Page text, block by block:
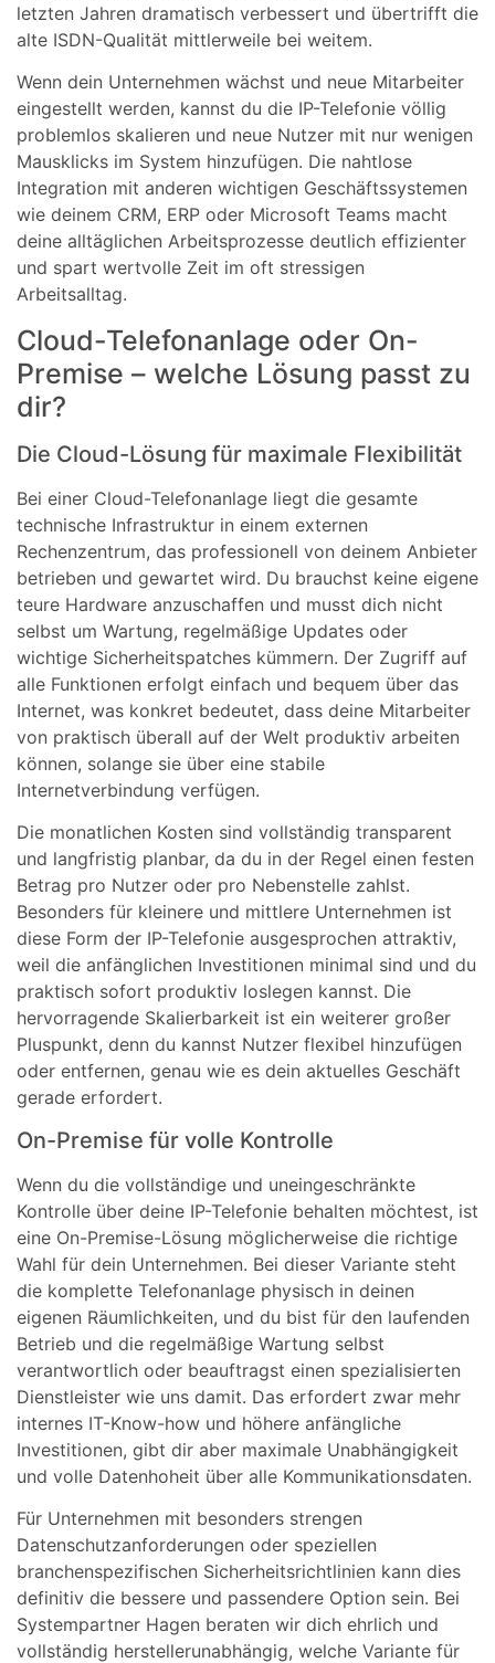
letzten Jahren dramatisch verbessert und übertrifft die
alte ISDN-Qualität mittlerweile bei weitem.
Wenn dein Unternehmen wächst und neue Mitarbeiter
eingestellt werden, kannst du die IP-Telefonie völlig
problemlos skalieren und neue Nutzer mit nur wenigen
Mausklicks im System hinzufügen. Die nahtlose
Integration mit anderen wichtigen Geschäftssystemen
wie deinem CRM, ERP oder Microsoft Teams macht
deine alltäglichen Arbeitsprozesse deutlich effizienter
und spart wertvolle Zeit im oft stressigen
Arbeitsalltag.
Cloud-Telefonanlage oder On-
Premise – welche Lösung passt zu
dir?
Die Cloud-Lösung für maximale Flexibilität
Bei einer Cloud-Telefonanlage liegt die gesamte
technische Infrastruktur in einem externen
Rechenzentrum, das professionell von deinem Anbieter
betrieben und gewartet wird. Du brauchst keine eigene
teure Hardware anzuschaffen und musst dich nicht
selbst um Wartung, regelmäßige Updates oder
wichtige Sicherheitspatches kümmern. Der Zugriff auf
alle Funktionen erfolgt einfach und bequem über das
Internet, was konkret bedeutet, dass deine Mitarbeiter
von praktisch überall auf der Welt produktiv arbeiten
können, solange sie über eine stabile
Internetverbindung verfügen.
Die monatlichen Kosten sind vollständig transparent
und langfristig planbar, da du in der Regel einen festen
Betrag pro Nutzer oder pro Nebenstelle zahlst.
Besonders für kleinere und mittlere Unternehmen ist
diese Form der IP-Telefonie ausgesprochen attraktiv,
weil die anfänglichen Investitionen minimal sind und du
praktisch sofort produktiv loslegen kannst. Die
hervorragende Skalierbarkeit ist ein weiterer großer
Pluspunkt, denn du kannst Nutzer flexibel hinzufügen
oder entfernen, genau wie es dein aktuelles Geschäft
gerade erfordert.
On-Premise für volle Kontrolle
Wenn du die vollständige und uneingeschränkte
Kontrolle über deine IP-Telefonie behalten möchtest, ist
eine On-Premise-Lösung möglicherweise die richtige
Wahl für dein Unternehmen. Bei dieser Variante steht
die komplette Telefonanlage physisch in deinen
eigenen Räumlichkeiten, und du bist für den laufenden
Betrieb und die regelmäßige Wartung selbst
verantwortlich oder beauftragst einen spezialisierten
Dienstleister wie uns damit. Das erfordert zwar mehr
internes IT-Know-how und höhere anfängliche
Investitionen, gibt dir aber maximale Unabhängigkeit
und volle Datenhoheit über alle Kommunikationsdaten.
Für Unternehmen mit besonders strengen
Datenschutzanforderungen oder speziellen
branchenspezifischen Sicherheitsrichtlinien kann dies
definitiv die bessere und passendere Option sein. Bei
Systempartner Hagen beraten wir dich ehrlich und
vollständig herstellerunabhängig, welche Variante für